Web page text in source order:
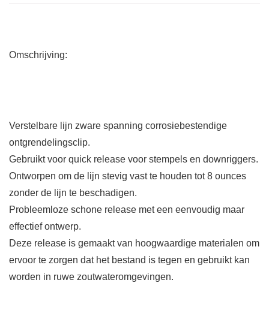
Omschrijving:
Verstelbare lijn zware spanning corrosiebestendige
ontgrendelingsclip.
Gebruikt voor quick release voor stempels en downriggers.
Ontworpen om de lijn stevig vast te houden tot 8 ounces
zonder de lijn te beschadigen.
Probleemloze schone release met een eenvoudig maar
effectief ontwerp.
Deze release is gemaakt van hoogwaardige materialen om
ervoor te zorgen dat het bestand is tegen en gebruikt kan
worden in ruwe zoutwateromgevingen.